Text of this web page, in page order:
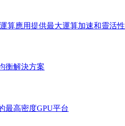
算應用提供最大運算加速和靈活性
衡解決方案
最高密度GPU平台